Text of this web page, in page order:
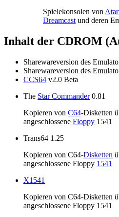
Spielekonsolen von
Dreamcast und deren
Inhalt der CDROM
Sharewareversion des
Sharewareversion des
CCS64 v2.0 Beta
The Star Commander0.81
Kopieren von C64-Disketten
angeschlossene Floppy 1541
Trans64 1.25
Kopieren von C64-Disketten
angeschlossene Floppy 1541
X1541
Kopieren von C64-Disketten
angeschlossene Floppy 1541